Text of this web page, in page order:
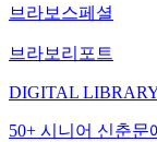
브라보스페셜
브라보리포트
DIGITAL
50+ 시니어 신춘문